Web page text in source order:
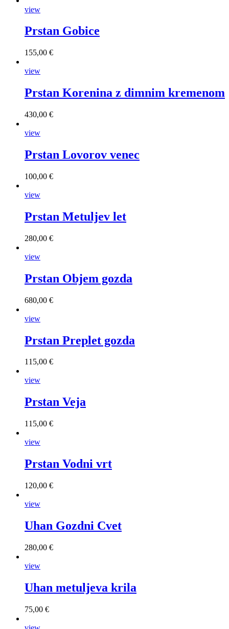
view
Prstan Gobice
155,00 €
view
Prstan Korenina z dimnim kremenom
430,00 €
view
Prstan Lovorov venec
100,00 €
view
Prstan Metuljev let
280,00 €
view
Prstan Objem gozda
680,00 €
view
Prstan Preplet gozda
115,00 €
view
Prstan Veja
115,00 €
view
Prstan Vodni vrt
120,00 €
view
Uhan Gozdni Cvet
280,00 €
view
Uhan metuljeva krila
75,00 €